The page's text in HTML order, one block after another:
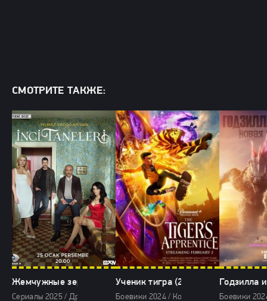
СМОТРИТЕ ТАКЖЕ:
Жемчужные зерна (2025)
Сериалы 2025 / Драмы 2025 / Фильмы 2025 / Фильмы онлайн
Ученик тигра (2024)
Боевики 2024 / Комедии 2024 / Фильмы-
Годзилла
Боевики